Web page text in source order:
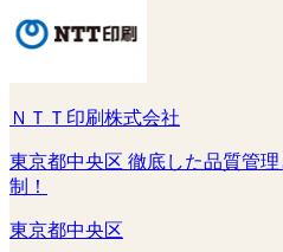
ＮＴＴ印刷株式会社
東京都中央区 徹底した品質管
制！
東京都中央区